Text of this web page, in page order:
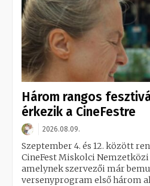
Három rangos
érkezik a CineFestre
2026.08.09.
Szeptember 4. és 12. között
CineFest Miskolci
amelynek szervezői már
versenyprogram első három